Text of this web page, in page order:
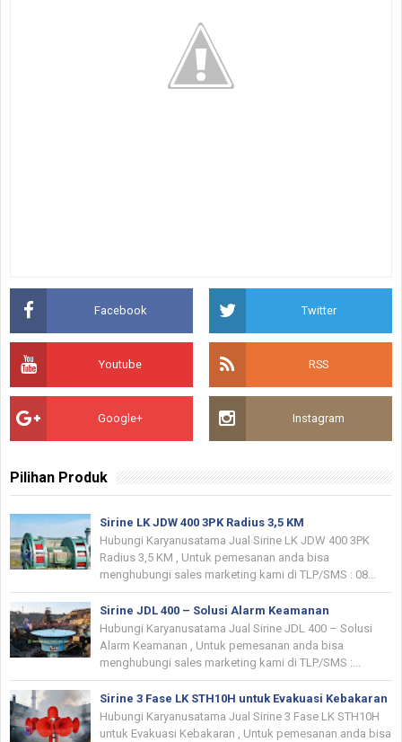
Facebook Twitter
Youtube RSS
Google+ Instagram
Pilihan Produk
Sirine LK JDW 400 3PK Radius 3,5 KM
Hubungi Karyanusatama Jual Sirine LK JDW 400 3PK
Radius 3,5 KM , Untuk pemesanan anda bisa
menghubungi sales marketing kami di TLP/SMS : 08...
Sirine JDL 400 – Solusi Alarm Keamanan
Hubungi Karyanusatama Jual Sirine JDL 400 – Solusi
Alarm Keamanan , Untuk pemesanan anda bisa
menghubungi sales marketing kami di TLP/SMS :...
Sirine 3 Fase LK STH10H untuk Evakuasi Kebakaran
Hubungi Karyanusatama Jual Sirine 3 Fase LK STH10H
untuk Evakuasi Kebakaran , Untuk pemesanan anda bisa